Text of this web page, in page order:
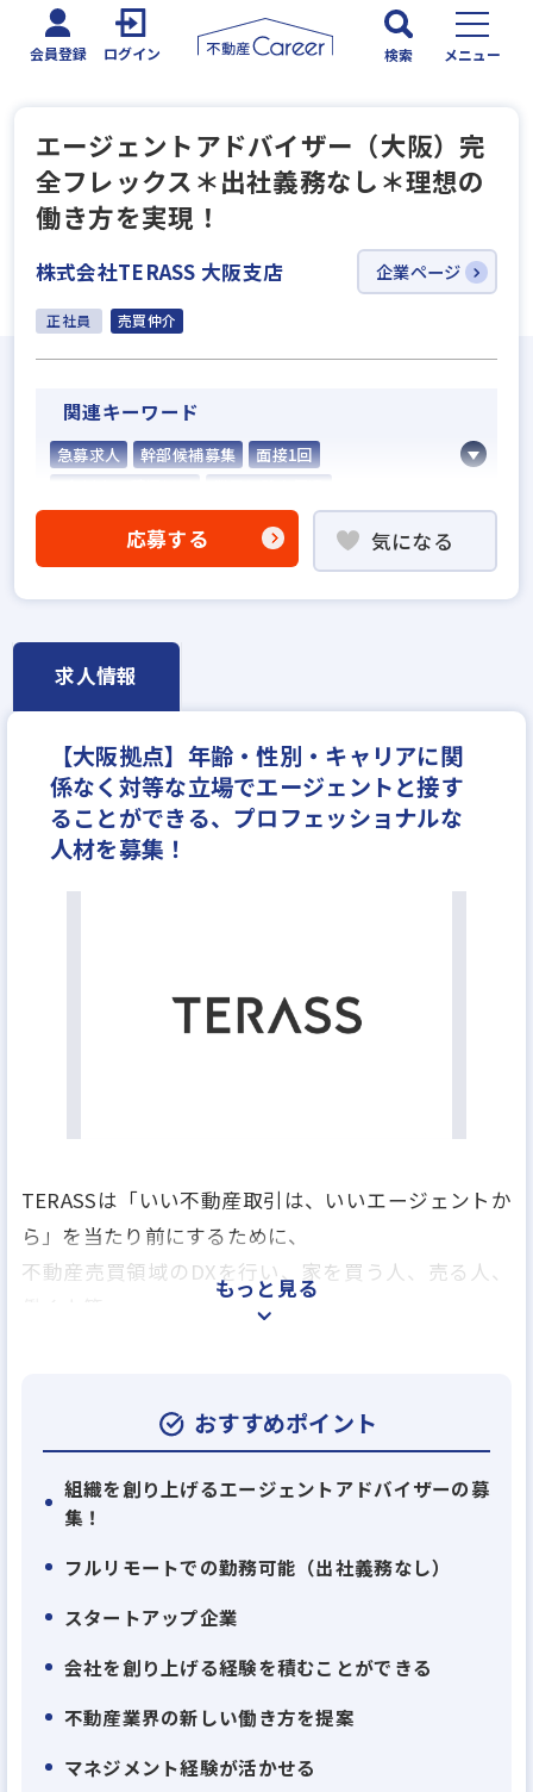
会員登録 ログイン 検索 メニュー
エージェントアドバイザー（大阪）完
全フレックス＊出社義務なし＊理想の
働き方を実現！
株式会社TERASS 大阪支店 企業ページ
正社員 売買仲介
関連キーワード
急募求人 幹部候補募集
面接1回
不動産売買仲介経験者歓迎
既卒・第2新卒歓迎
英語・中国語を活かせる
自動車免許未取得でもOK
研修制度あり
転勤なし
フレックス勤務あり
残業少ない
マイカー通勤可
女性が活躍中
ノルマ無し 副業OK
ブランクOK
土日休みあり
完全週休2日
年間休日120日以上
月平均残業20時間以内
応募する 気になる
求人情報
【大阪拠点】年齢・性別・キャリアに関
係なく対等な立場でエージェントと接す
ることができる、プロフェッショナルな
人材を募集！
TERASSは「いい不動産取引は、いいエージェントか
ら」を当たり前にするために、
不動産売買領域のDXを行い、家を買う人、売る人、
『Agently』という、登録している購入検討顧客に対
エージェントがアプローチをするマッチングシステ
ムを運営しています。
おり、
毎週100名超が新規登録をしています。
です。
もっと見る
おすすめポイント
組織を創り上げるエージェントアドバイザーの募
集！
フルリモートでの勤務可能（出社義務なし）
スタートアップ企業
会社を創り上げる経験を積むことができる
不動産業界の新しい働き方を提案
マネジメント経験が活かせる